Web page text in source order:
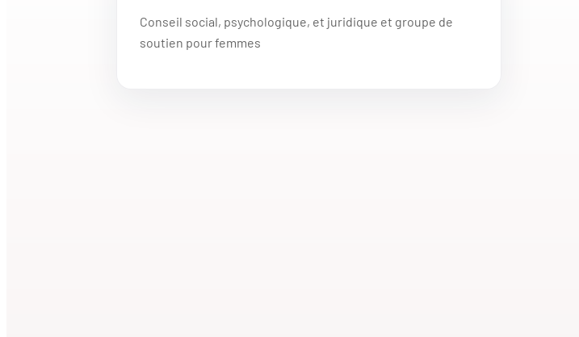
Conseil social, psychologique, et juridique et groupe de
soutien pour femmes